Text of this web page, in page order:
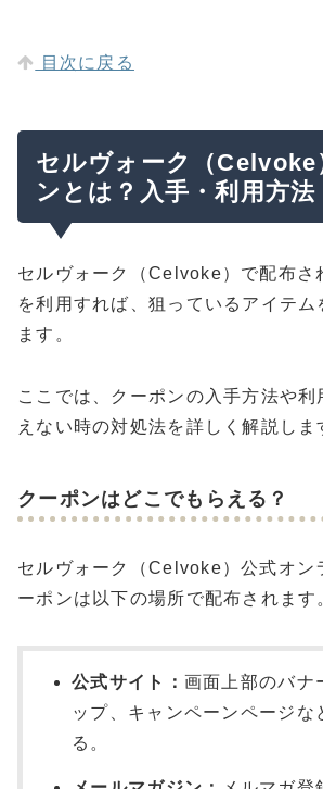
目次に戻る
セルヴォーク（Celvoke
ンとは？入手・利用方法
セルヴォーク（Celvoke）で配布さ
を利用すれば、狙っているアイテム
ます。
ここでは、クーポンの入手方法や利
えない時の対処法を詳しく解説しま
クーポンはどこでもらえる？
セルヴォーク（Celvoke）公式オン
ーポンは以下の場所で配布されます
公式サイト： 画面上部のバナ
ップ、キャンペーンページな
る。